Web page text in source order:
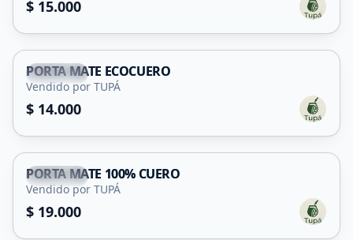
$ 15.000
Capital
PORTA MATE ECOCUERO
Vendido por TUPÁ
$ 14.000
Capital
PORTA MATE 100% CUERO
Vendido por TUPÁ
$ 19.000